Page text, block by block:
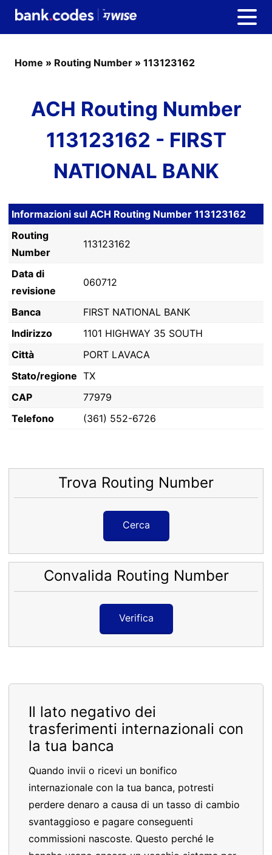
Home » Routing Number » 113123162
ACH Routing Number
113123162 - FIRST
NATIONAL BANK
Informazioni sul ACH Routing Number 113123162
Routing
Number
113123162
Data di
revisione
060712
Banca
FIRST NATIONAL BANK
Indirizzo
1101 HIGHWAY 35 SOUTH
Città
PORT LAVACA
Stato/regione TX
CAP
77979
Telefono
(361) 552-6726
Trova Routing Number
Cerca
Convalida Routing Number
Verifica
Il lato negativo dei
trasferimenti internazionali con
la tua banca
Quando invii o ricevi un bonifico
internazionale con la tua banca, potresti
perdere denaro a causa di un tasso di cambio
svantaggioso e pagare conseguenti
commissioni nascoste. Questo perché le